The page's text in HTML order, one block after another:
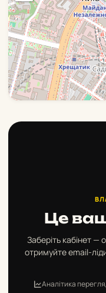
Це
Заберіть кабінет —
отримуйте email-
Аналітика